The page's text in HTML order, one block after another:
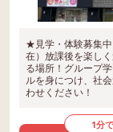
★見学・体験募集
在）放課後を楽し
る場所！グループ
ルを身につけ、社
わせください！
1分